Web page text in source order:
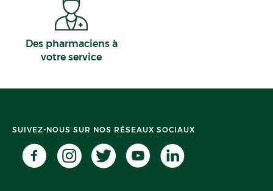
Des pharmaciens à
votre service
SUIVEZ-NOUS SUR NOS RÉSEAUX SOCIAUX